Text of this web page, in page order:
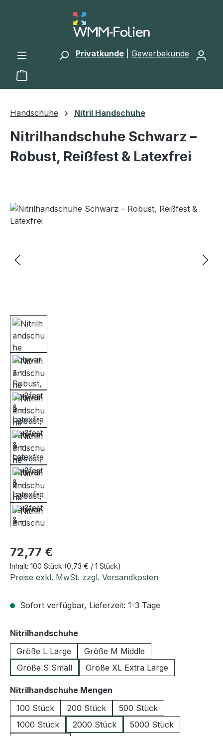
Zum Hauptinhalt springen
Privatkunde Gewerbekunde
Warenkorb enthält 0 Positionen. Der
Handschuhe Nitril Handschuhe
Nitrilhandschuhe Schwarz –
Robust, Reißfest & Latexfrei
Bildergalerie überspringen
Regulärer Preis:
72,77 €
Inhalt: 100 Stück (0,73 € / 1 Stück)
Preise exkl. MwSt. zzgl. Versandkosten
Sofort verfügbar, Lieferzeit: 1-3 Tage
Nitrilhandschuheauswählen
Größe L Large
Größe M Middle
Größe S Small
Größe XL Extra Large
Nitrilhandschuhe Mengen
100 Stück
200 Stück
500 Stück
1000 Stück
2000 Stück
5000 Stück